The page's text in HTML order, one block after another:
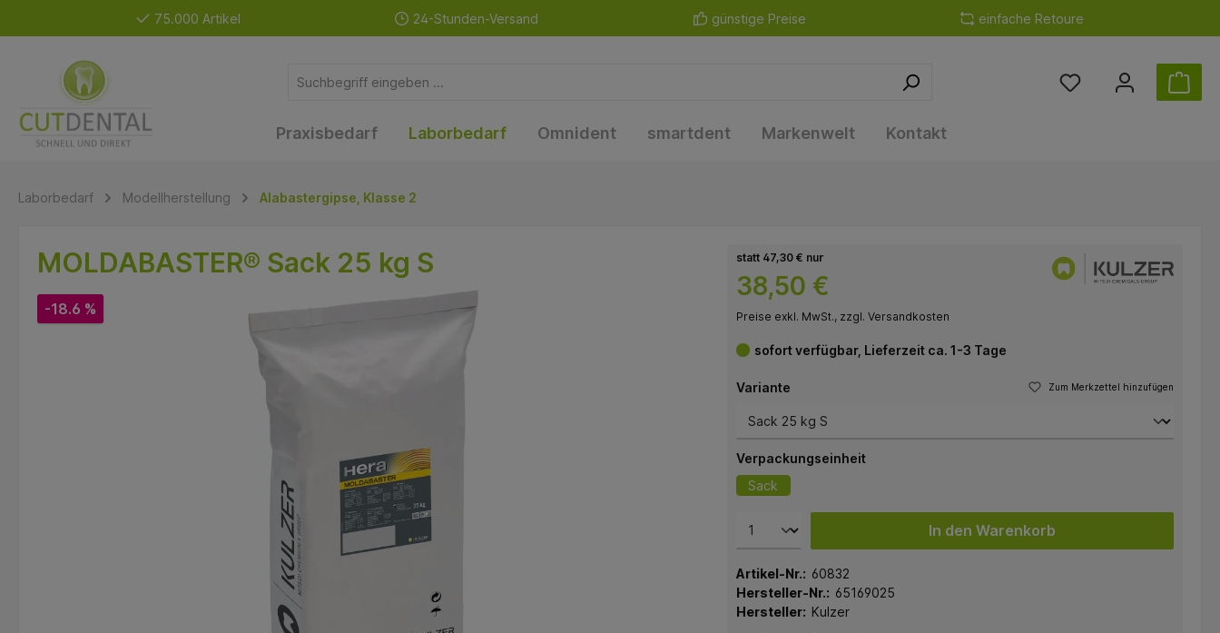
75.000 Artikel 24-Stunden-Versand günstige Preise einfache Retoure
Praxisbedarf Laborbedarf Omnident smartdent Markenwelt Kontakt
Laborbedarf Modellherstellung Alabastergipse, Klasse 2
MOLDABASTER® Sack 25 kg S
-18.6 %
statt 47,30 € nur
38,50 €
Preise exkl. MwSt., zzgl. Versandkosten
sofort verfügbar, Lieferzeit ca. 1-3 Tage
Zum Merkzettel hinzufügen
Variante
Verpackungseinheit
Sack
In den Warenkorb
Artikel-Nr.: 60832
Hersteller-Nr.: 65169025
Hersteller: Kulzer